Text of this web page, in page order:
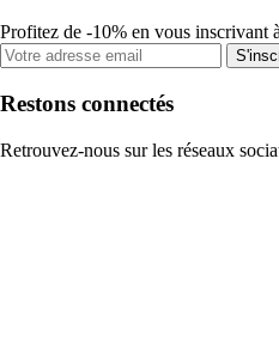
Profitez de -10% en vous inscrivant
Restons connectés
Retrouvez-nous sur les réseaux